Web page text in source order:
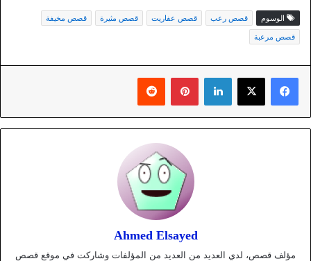
الوسوم قصص رعب قصص عفاريت قصص مثيرة
قصص مخيفة
قصص مرعبة
لينكدإن بينتيريست
Ahmed Elsayed
مؤلف قصص، لدي العديد من العديد من المؤلفات وشاركت في موقع قصص